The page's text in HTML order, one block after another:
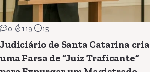
0 119 15
Judiciário de Santa Catarina cria
uma Farsa de “Juiz Traficante”